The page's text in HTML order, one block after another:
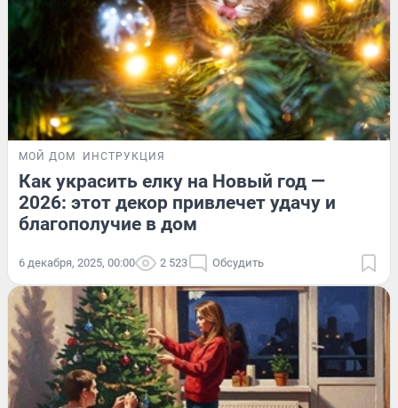
МОЙ ДОМ ИНСТРУКЦИЯ
Как украсить елку на Новый год —
2026: этот декор привлечет удачу и
благополучие в дом
6 декабря, 2025, 00:00 2 523 Обсудить